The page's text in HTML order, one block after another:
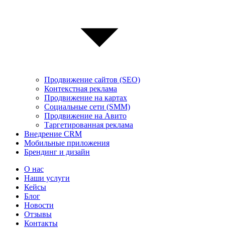
Продвижение сайтов (SEO)
Контекстная реклама
Продвижение на картах
Социальные сети (SMM)
Продвижение на Авито
Таргетированная реклама
Внедрение CRM
Мобильные приложения
Брендинг и дизайн
О нас
Наши услуги
Кейсы
Блог
Новости
Отзывы
Контакты